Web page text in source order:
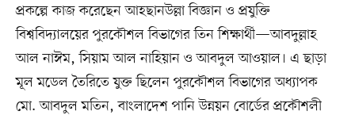
প্রকল্পে কাজ করেছেন আহছানউল্লা বিজ্ঞান ও প্রযুক্তি
বিশ্ববিদ্যালয়ের পুরকৌশল বিভাগের তিন শিক্ষার্থী—আবদুল্লাহ
আল নাঈম, সিয়াম আল নাহিয়ান ও আবদুল আওয়াল। এ ছাড়া
মূল মডেল তৈরিতে যুক্ত ছিলেন পুরকৌশল বিভাগের অধ্যাপক
মো. আবদুল মতিন, বাংলাদেশ পানি উন্নয়ন বোর্ডের প্রকৌশলী